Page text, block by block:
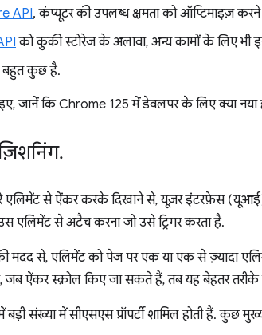
API, कंप्यूटर की उपलब्ध क्षमता को ऑप्टिमाइज़
को कुकी स्टोरेज के अलावा, अन्य कामों के लिए भी
बहुत कुछ है.
आइए, जानें कि Chrome 125 में डेवलपर के लिए क्या नया
.
एलिमेंट से ऐंकर करके दिखाने से, यूज़र इंटरफ़ेस
एलिमेंट से अटैच करना जो उसे ट्रिगर करता है.
मदद से, एलिमेंट को पेज पर एक या एक से ज़्यादा
जब ऐंकर स्क्रोल किए जा सकते हैं, तब यह बेहतर
संख्या में सीएसएस प्रॉपर्टी शामिल होती हैं. कुछ मुख्य